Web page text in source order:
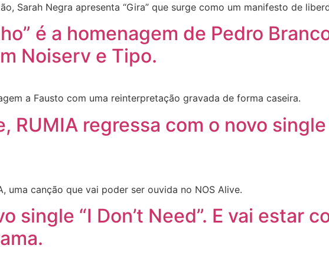
Sarah Negra apresenta “Gira” que surge como um manifesto de
é a homenagem de Pedro
Noiserv e Tipo.
a Fausto com uma reinterpretação gravada de forma caseira.
RUMIA regressa com o novo single
uma canção que vai poder ser ouvida no NOS Alive.
single “I Don’t Need”. E vai estar